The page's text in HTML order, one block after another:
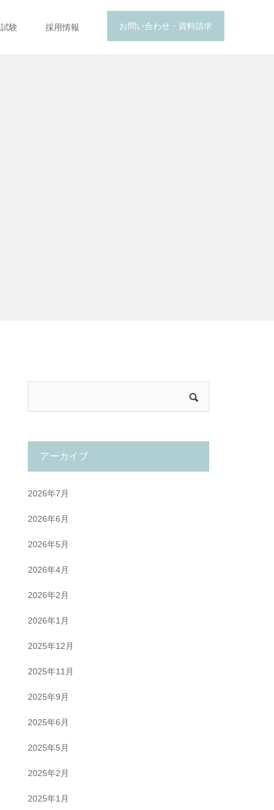
お問い合わせ・資料請求
試験 採用情報
アーカイブ
2026年7月
2026年6月
2026年5月
2026年4月
2026年2月
2026年1月
2025年12月
2025年11月
2025年9月
2025年6月
2025年5月
2025年2月
2025年1月